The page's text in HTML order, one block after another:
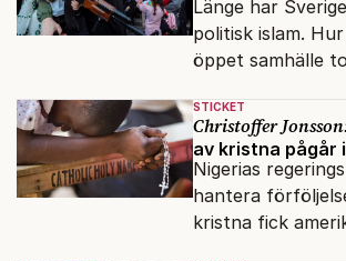
Länge har
politisk islam.
öppet samhälle
inifrån?
STICKET
Christoffer
av kristna pågår
Nigerias
hantera
kristna fick